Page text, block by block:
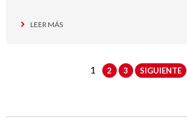
LEER MÁS
1 2 3 SIGUIENTE